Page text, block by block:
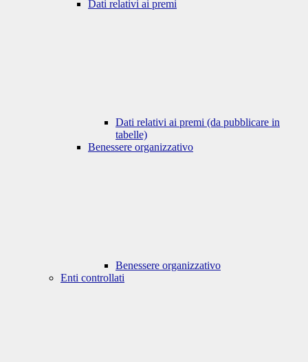
Dati relativi ai premi
Dati relativi ai premi (da pubblicare in
tabelle)
Benessere organizzativo
Benessere organizzativo
Enti controllati